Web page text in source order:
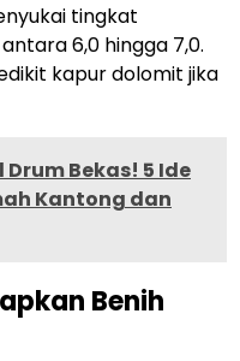
tingkat
6,0 hingga 7,0.
kapur dolomit jika
Bekas! 5 Ide
Kantong dan
Benih